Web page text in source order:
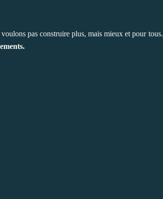
pas construire plus, mais mieux et pour tous.